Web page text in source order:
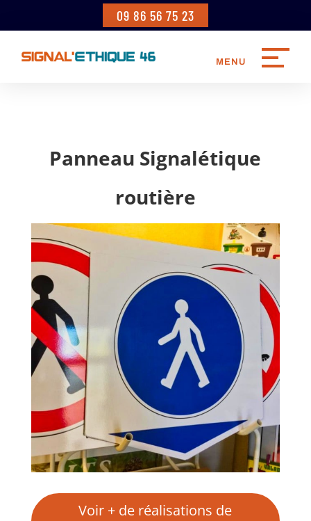
09 86 56 75 23
Panneau Signalétique
routière
Voir + de réalisations de